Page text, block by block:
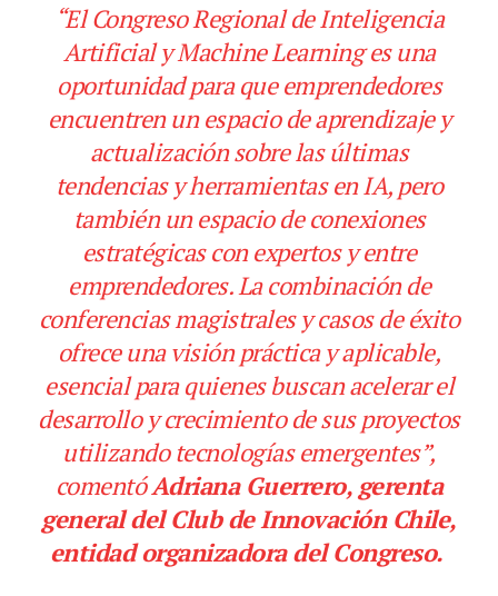
“El Congreso Regional de Inteligencia
Artificial y Machine Learning es una
oportunidad para que emprendedores
encuentren un espacio de aprendizaje y
actualización sobre las últimas
tendencias y herramientas en IA, pero
también un espacio de conexiones
estratégicas con expertos y entre
emprendedores. La combinación de
conferencias magistrales y casos de éxito
ofrece una visión práctica y aplicable,
esencial para quienes buscan acelerar el
desarrollo y crecimiento de sus proyectos
utilizando tecnologías emergentes”,
comentóAdriana Guerrero, gerenta
general del Club de Innovación Chile,
entidad organizadora del Congreso.